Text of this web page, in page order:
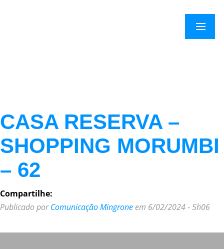
×
Menu
CASA RESERVA –
SHOPPING MORUMBI
– 62
Compartilhe:
Publicado porComunicação Mingrone em 6/02/2024 - 5h06